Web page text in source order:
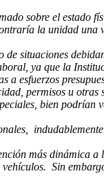
sobre el estado
la unidad una
situaciones
ya que la
a esfuerzos
permisos u otras
bien podrían
más dinámica a
Sin